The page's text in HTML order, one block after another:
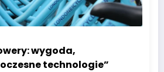
wygoda,
technologie”